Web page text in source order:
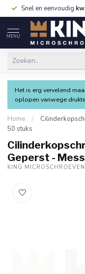
Snel en eenvoudig
MENU
Het is erg vervelend
oplopen vanwege
Home /
50 stuks
Geperst -
KING MICROSCHROEVEN